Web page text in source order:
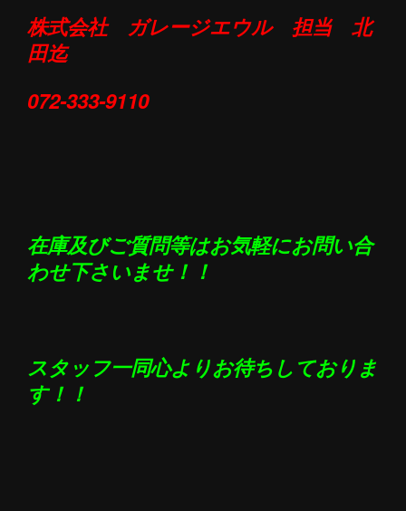
株式会社 ガレージエウル 担当 北
田迄
072-333-9110
在庫及びご質問等はお気軽にお問い合
わせ下さいませ！！
スタッフ一同心よりお待ちしておりま
す！！